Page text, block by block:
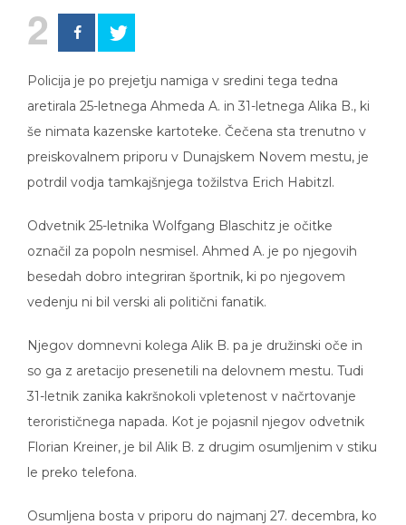
2
Policija je po prejetju namiga v sredini tega tedna
aretirala 25-letnega Ahmeda A. in 31-letnega Alika B., ki
še nimata kazenske kartoteke. Čečena sta trenutno v
preiskovalnem priporu v Dunajskem Novem mestu, je
potrdil vodja tamkajšnjega tožilstva Erich Habitzl.
Odvetnik 25-letnika Wolfgang Blaschitz je očitke
označil za popoln nesmisel. Ahmed A. je po njegovih
besedah dobro integriran športnik, ki po njegovem
vedenju ni bil verski ali politični fanatik.
Njegov domnevni kolega Alik B. pa je družinski oče in
so ga z aretacijo presenetili na delovnem mestu. Tudi
31-letnik zanika kakršnokoli vpletenost v načrtovanje
terorističnega napada. Kot je pojasnil njegov odvetnik
Florian Kreiner, je bil Alik B. z drugim osumljenim v stiku
le preko telefona.
Osumljena bosta v priporu do najmanj 27. decembra, ko